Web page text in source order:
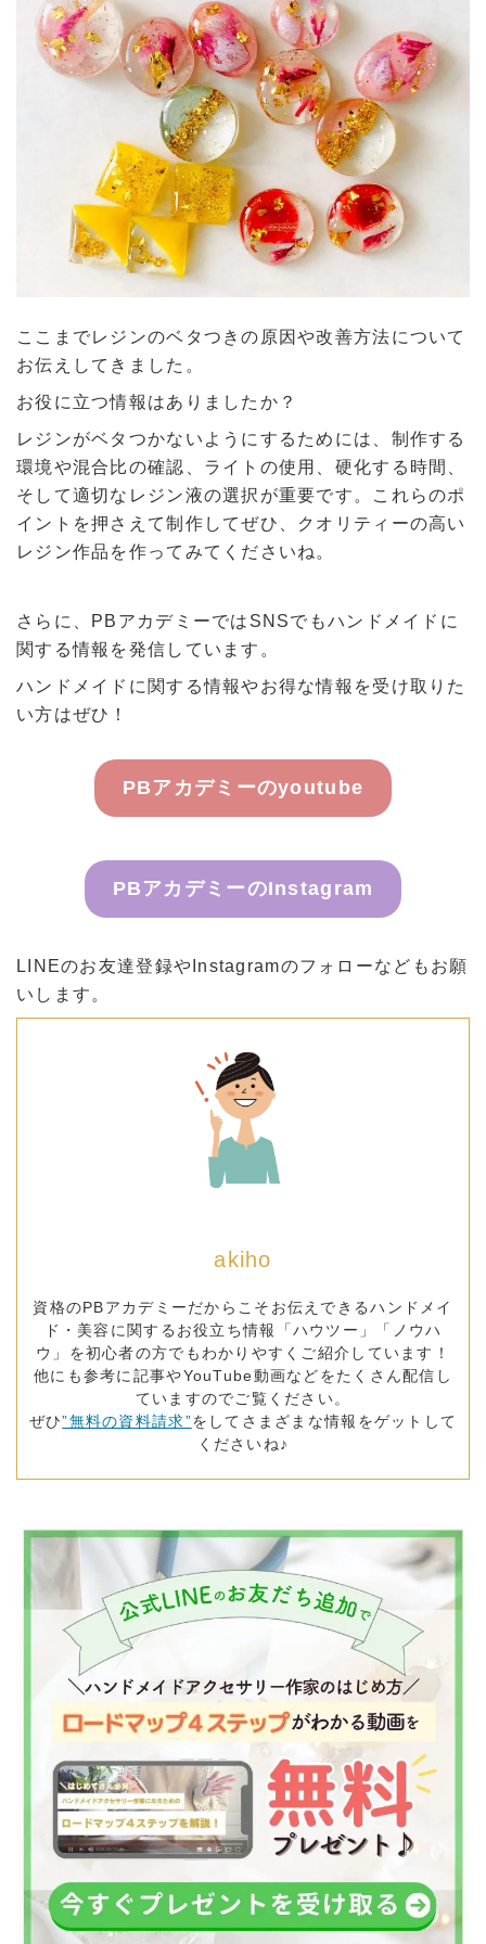
ここまでレジンのベタつきの原因や改善方法について
お伝えしてきました。
お役に立つ情報はありましたか？
レジンがベタつかないようにするためには、制作する
環境や混合比の確認、ライトの使用、硬化する時間、
そして適切なレジン液の選択が重要です。これらのポ
イントを押さえて制作してぜひ、クオリティーの高い
レジン作品を作ってみてくださいね。
さらに、PBアカデミーではSNSでもハンドメイドに
関する情報を発信しています。
ハンドメイドに関する情報やお得な情報を受け取りた
い方はぜひ！
PBアカデミーのyoutube
PBアカデミーのInstagram
LINEのお友達登録やInstagramのフォローなどもお願
いします。
akiho
資格のPBアカデミーだからこそお伝えできるハンドメイ
ド・美容に関するお役立ち情報「ハウツー」「ノウハ
ウ」を初心者の方でもわかりやすくご紹介しています！
他にも参考に記事やYouTube動画などをたくさん配信し
ていますのでご覧ください。
ぜひ”無料の資料請求”をしてさまざまな情報をゲットして
くださいね♪